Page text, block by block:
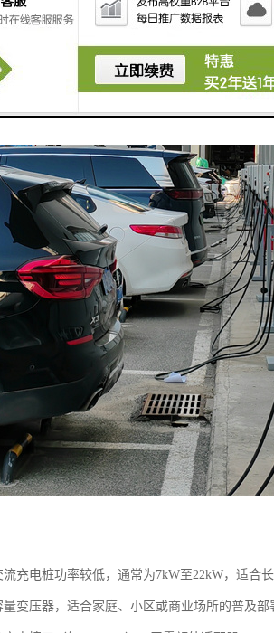
充电桩功率较低，通常为7kW至22kW，适合
变压器，适合家庭、小区或商业场所的普及部